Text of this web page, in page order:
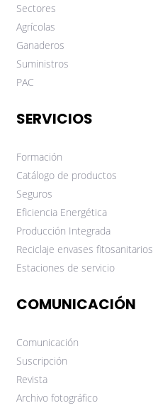
Sectores
Agrícolas
Ganaderos
Suministros
PAC
SERVICIOS
Formación
Catálogo de productos
Seguros
Eficiencia Energética
Producción Integrada
Reciclaje envases fitosanitarios
Estaciones de servicio
COMUNICACIÓN
Comunicación
Suscripción
Revista
Archivo fotográfico